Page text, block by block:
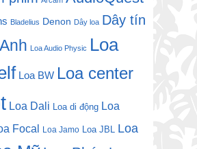
Bladelius Denon Dây loa Dây tín
Loa Audio Physic Loa
Loa BW Loa center
Loa Dali Loa di động Loa
Focal Loa Jamo Loa JBL Loa